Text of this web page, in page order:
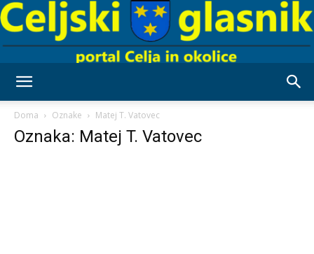
Doma Oznake Matej T. Vatovec
Oznaka: Matej T. Vatovec